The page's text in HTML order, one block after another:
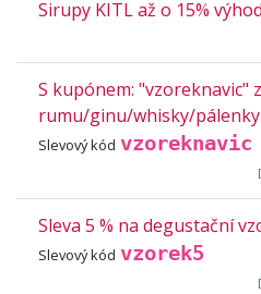
Sirupy KITL až o 15%
S kupónem: "vzoreknavic"
rumu/ginu/whisky/pálenky
Slevový kód vzoreknavic
Sleva 5 % na degustační
Slevový kód vzorek5